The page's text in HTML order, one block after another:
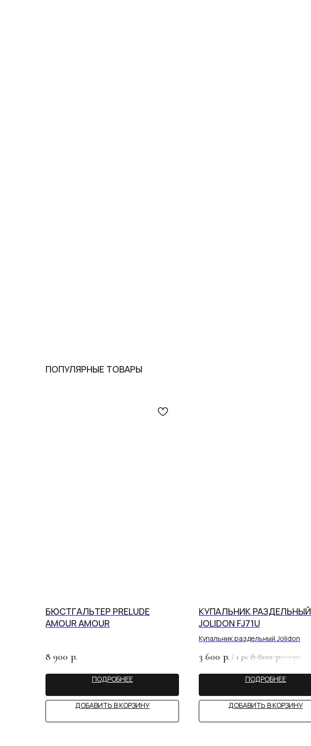
ПОПУЛЯРНЫЕ ТОВАРЫ
БЮСТГАЛЬТЕР PRELUDE
AMOUR AMOUR
8 900 р.
ПОДРОБНЕЕ
ДОБАВИТЬ В КОРЗИНУ
КУПАЛЬНИК РАЗДЕЛЬНЫЙ
JOLIDON FJ71U
Купальник раздельный Jolidon
3 600 р. / 1 pc 8 800 р./1 pc
ПОДРОБНЕЕ
ДОБАВИТЬ В КОРЗИНУ